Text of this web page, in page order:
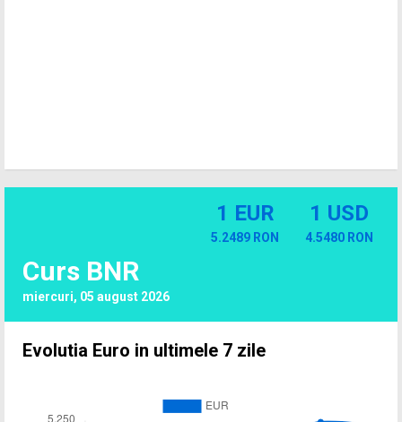
Curs BNR
miercuri, 05 august 2026
1 EUR
5.2489 RON
1 USD
4.5480 RON
Evolutia Euro in ultimele 7 zile